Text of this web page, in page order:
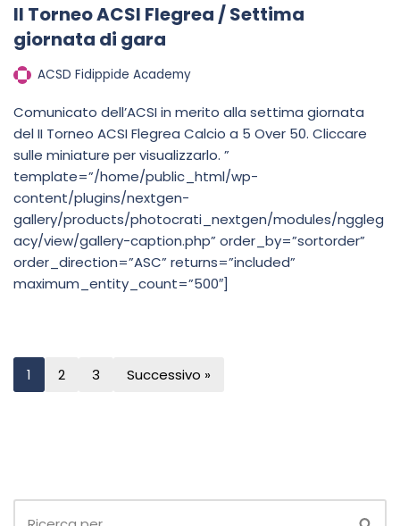
II Torneo ACSI Flegrea / Settima
giornata di gara
ACSD Fidippide Academy
Comunicato dell’ACSI in merito alla settima giornata
del II Torneo ACSI Flegrea Calcio a 5 Over 50. Cliccare
sulle miniature per visualizzarlo. ”
template=”/home/public_html/wp-
content/plugins/nextgen-
gallery/products/photocrati_nextgen/modules/nggleg
acy/view/gallery-caption.php” order_by=”sortorder”
order_direction=”ASC” returns=”included”
maximum_entity_count=”500″]
1 2 3 Successivo »